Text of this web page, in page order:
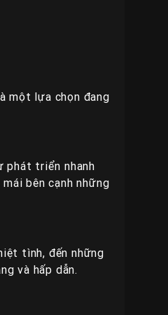
một lựa chọn đang
phát triển nhanh
bên cạnh những
tình, đến những
và hấp dẫn.